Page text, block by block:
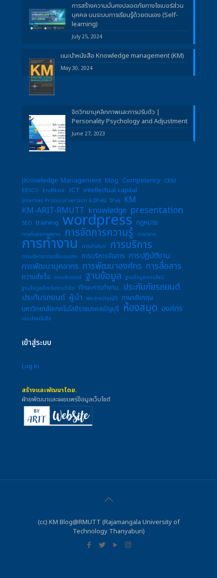
การสร้างความมั่นคงปลอดภัยทางไซเบอร์ส่วน
บุคคล บนระบบการเรียนรู้ด้วยตนเอง (Self-
learning)
July 25, 2024
แนะนำหนังสือ Knowledge management (KM)
May 30, 2024
จิตวิทยาบุคลิกภาพและการปรับตัว |
Personality Psychology and Adjustment
June 27, 2023
(Knowledge Management blog Competency CRM
EBSCO
EndNote ICT intellectual capital
Internet Protocol version 6 (IPv6) IPv6 KM
KM-ARIT-RMUTT knowledge presentation
SEO training wordpress กฎหมาย
การคัดลอกผลงาน การจัดการความรู้ การตลาด
การทำงาน การนำเสนอ การบริการ
การบริหารการเปลี่ยนแปลง การบริหารจัดการ การปฏิบัติงาน
การพัฒนาบุคลากร การพัฒนาองค์กร การสื่อสาร
ความสำเร็จ คอมพิวเตอร์ ฐานข้อมูล ฐานข้อมูลออนไลน์
ฐานข้อมูลอ้างอิงงานวิจัย
ทักษะการทำงาน. ประกันภัยรถยนต์
ประกันรถยนต์ ผู้นำ พระราชบัญญัติ ภาษาอังกฤษ
มหาวิทยาลัยเทคโนโลยีราชมงคลธัญบุรี ห้องสมุด องค์กร
แนะนำหนังสือ
เข้าสู่ระบบ
Log in
สร้างและพัฒนาโดย.
ฝ่ายพัฒนาและเผยแพร่ข้อมูลเว็บไซต์
(cc) KM Blog@RMUTT (Rajamangala University of
Technology Thanyaburi)